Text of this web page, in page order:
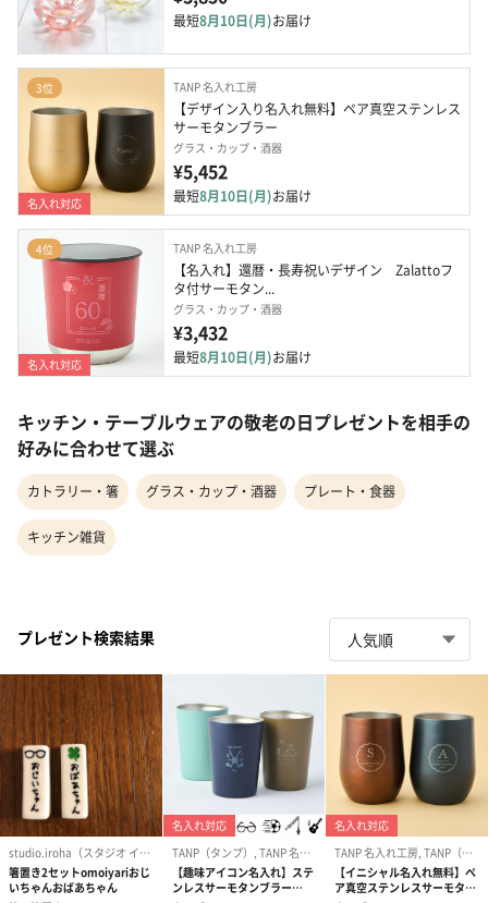
最短8月10日(月)お届け
3位
名入れ対応
TANP 名入れ工房
【デザイン入り名入れ無料】ペア真空ステンレス
サーモタンブラー
グラス・カップ・酒器
¥5,452
最短8月10日(月)お届け
4位
名入れ対応
TANP 名入れ工房
【名入れ】還暦・長寿祝いデザイン　Zalattoフ
タ付サーモタン...
グラス・カップ・酒器
¥3,432
最短8月10日(月)お届け
キッチン・テーブルウェアの敬老の日プレゼントを相手の
好みに合わせて選ぶ
カトラリー・箸 グラス・カップ・酒器 プレート・食器
キッチン雑貨
プレゼント検索結果